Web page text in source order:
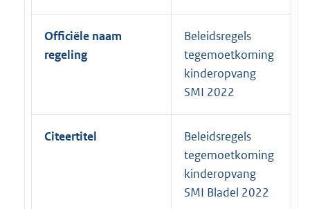
Officiële naam
regeling
Beleidsregels
tegemoetkoming
kinderopvang
SMI 2022
Citeertitel
Beleidsregels
tegemoetkoming
kinderopvang
SMI Bladel 2022